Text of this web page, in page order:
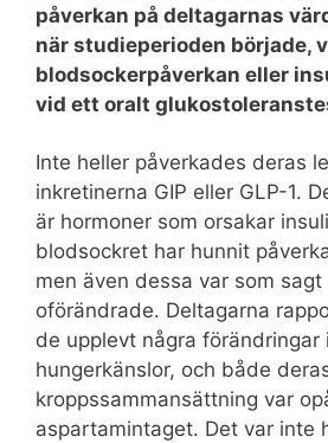
påverkan på deltagarnas
när studieperioden började,
blodsockerpåverkan eller
vid ett oralt
Inte heller påverkades deras
inkretinerna GIP eller GLP-1.
är hormoner som orsakar
blodsockret har hunnit
men även dessa var som sagt
oförändrade. Deltagarna
de upplevt några förändringar
hungerkänslor, och både
kroppssammansättning var
aspartamintaget. Det var inte